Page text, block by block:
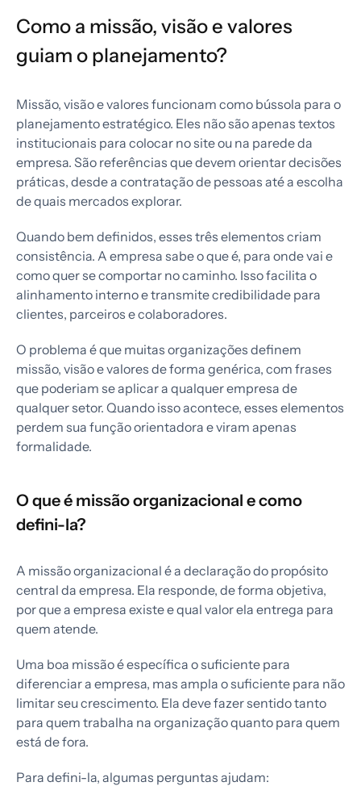
Como a missão, visão e valores
guiam o planejamento?
Missão, visão e valores funcionam como bússola para o
planejamento estratégico. Eles não são apenas textos
institucionais para colocar no site ou na parede da
empresa. São referências que devem orientar decisões
práticas, desde a contratação de pessoas até a escolha
de quais mercados explorar.
Quando bem definidos, esses três elementos criam
consistência. A empresa sabe o que é, para onde vai e
como quer se comportar no caminho. Isso facilita o
alinhamento interno e transmite credibilidade para
clientes, parceiros e colaboradores.
O problema é que muitas organizações definem
missão, visão e valores de forma genérica, com frases
que poderiam se aplicar a qualquer empresa de
qualquer setor. Quando isso acontece, esses elementos
perdem sua função orientadora e viram apenas
formalidade.
O que é missão organizacional e como
defini-la?
A missão organizacional é a declaração do propósito
central da empresa. Ela responde, de forma objetiva,
por que a empresa existe e qual valor ela entrega para
quem atende.
Uma boa missão é específica o suficiente para
diferenciar a empresa, mas ampla o suficiente para não
limitar seu crescimento. Ela deve fazer sentido tanto
para quem trabalha na organização quanto para quem
está de fora.
Para defini-la, algumas perguntas ajudam: